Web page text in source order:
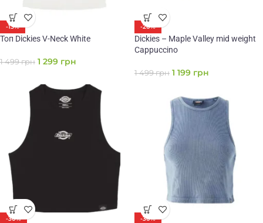
-13%
Топ Dickies V-Neck White
1 499грн 1 299 грн
-20%
Dickies – Maple Valley mid weight
Cappuccino
1 499грн 1 199 грн
-30% -30%